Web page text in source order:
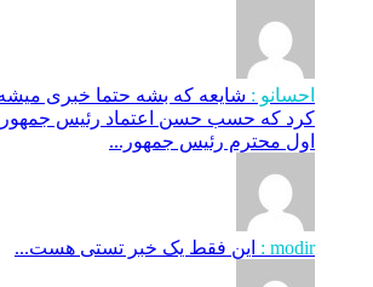
احسانو : شایعه که بشه حتما خبری
کرد که حسب حسن اعتماد رئیس جمهور
اول محترم رئیس جمهور...
modir : این فقط یک خبر تستی هست...